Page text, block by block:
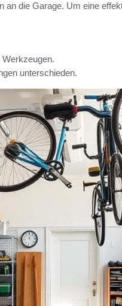
an die Garage. Um eine
unterschieden.